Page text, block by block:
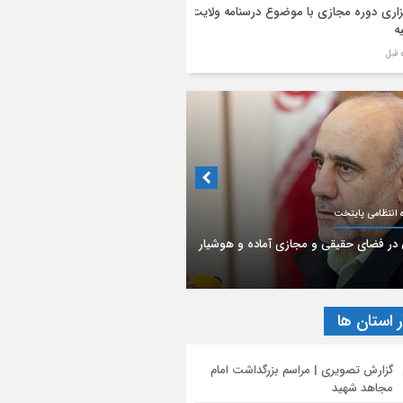
دوره مجازی با موضوع درسنامه ولایت
کامل پیام آیت‌الله اعرافی مدیر حوزه های
کشور به مناسبت فرا رسیدن ماه محرم
آیت‌الله محمود رجبی دربارۀ «مذاکرات
جنگ با آمریکا و تفاهم‌نامۀ آتش بس»
محورهای عملیات تبلیغ محرم توسط
قرارگاه بلاغ مبین حوزه
داروسازان استان تهران
داروخانه‌ها در رویارویی با مشکلات
استان ها
گزارش تصویری | مراسم بزرگداشت امام
مجاهد شهید